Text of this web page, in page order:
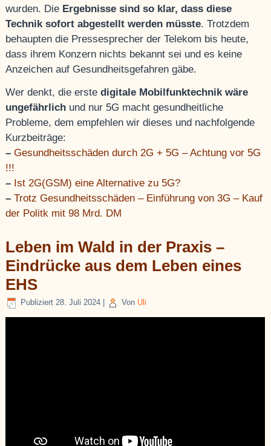
wurden. Die Ergebnisse sind so klar, dass diese
Technik sofort abgestellt werden müsste. Trotzdem
behaupten die Pressesprecher der Telekom bis heute,
dass ihrem Konzern nichts bekannt sei und es keine
Anzeichen auf Gesundheitsgefahren gäbe.
Wer denkt, die erstedigitale Mobilfunktechnik wäre
ungefährlich und nur 5G macht gesundheitliche
Probleme, dem empfehlen wir dieses und nachfolgende
Kurzbeiträge:
–Gesundheitsschäden durch 2G + 5G – Achtung vor 5G
!!!
– Ist 2G(GSM) eine Alternative zu 5G?
–Trotz Gesundheitsschäden – Einführung von 3G – Kauf
der Politk mit 98 Mrd. DM
Leben im Wald in der Praxis –
Eindrücke aus dem Leben eines
EHS
Publiziert 28. Juli 2024 Von Uli